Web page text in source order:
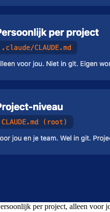
per project, alleen voor